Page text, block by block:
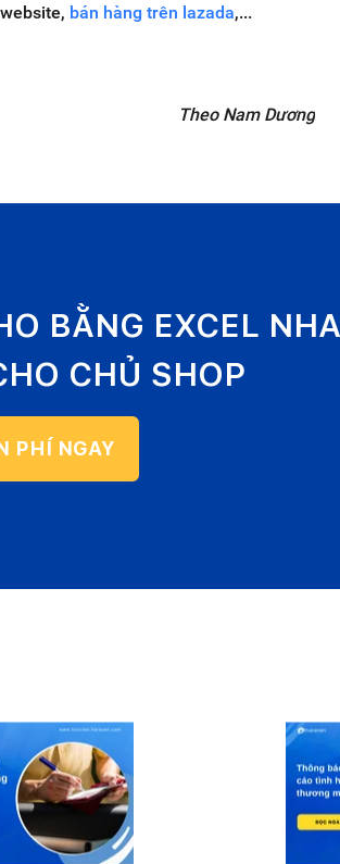
bán hàng trên lazada,...
Theo Nam Dương
BẰNG EXCEL
CHỦ SHOP
PHÍ NGAY